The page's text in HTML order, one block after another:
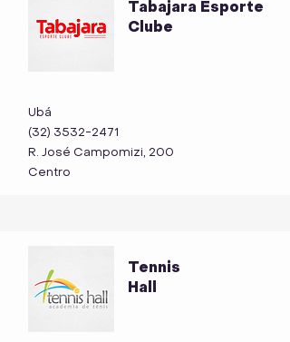
Tabajara Esporte
Clube
Ubá
(32) 3532-2471
R. José Campomizi, 200
Centro
Tennis
Hall